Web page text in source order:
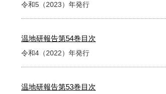
令和5（2023）年発行
温地研報告第54巻目次
令和4（2022）年発行
温地研報告第53巻目次